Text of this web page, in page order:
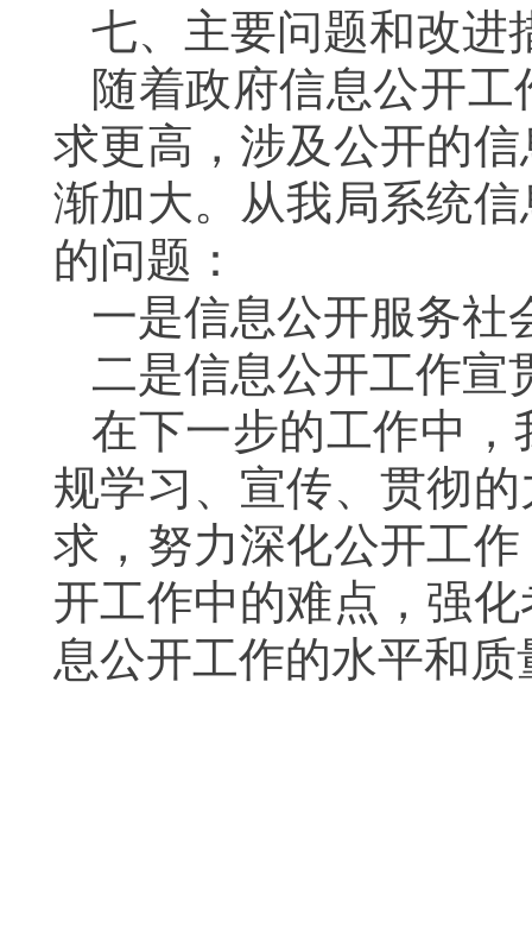
七、主要问题和改进
随着政府信息公开
求更高，涉及公开的
渐加大。从我局系统
的问题：
一是信息公开服务社
二是信息公开工作宣
在下一步的工作中
规学习、宣传、贯彻
求，努力深化公开工
开工作中的难点，强
息公开工作的水平和质